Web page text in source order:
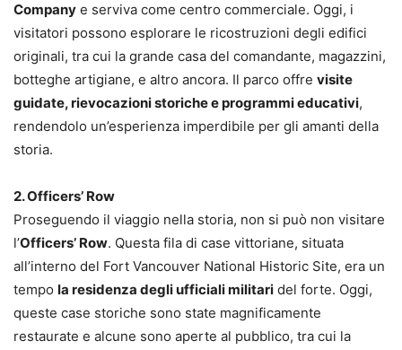
Company e serviva come centro commerciale. Oggi, i
visitatori possono esplorare le ricostruzioni degli edifici
originali, tra cui la grande casa del comandante, magazzini,
botteghe artigiane, e altro ancora. Il parco offre visite
guidate, rievocazioni storiche e programmi educativi,
rendendolo un’esperienza imperdibile per gli amanti della
storia.
2. Officers’ Row
Proseguendo il viaggio nella storia, non si può non visitare
l’Officers’ Row. Questa fila di case vittoriane, situata
all’interno del Fort Vancouver National Historic Site, era un
tempo la residenza degli ufficiali militari del forte. Oggi,
queste case storiche sono state magnificamente
restaurate e alcune sono aperte al pubblico, tra cui la